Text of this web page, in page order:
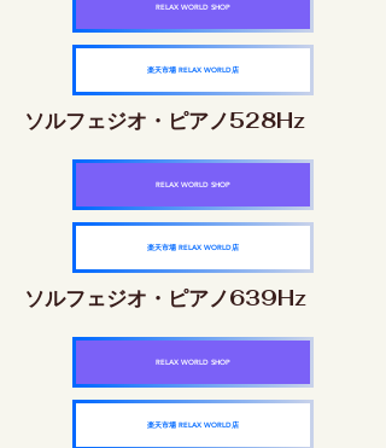
RELAX WORLD SHOP
楽天市場 RELAX WORLD店
ソルフェジオ・ピアノ528Hz
RELAX WORLD SHOP
楽天市場 RELAX WORLD店
ソルフェジオ・ピアノ639Hz
RELAX WORLD SHOP
楽天市場 RELAX WORLD店